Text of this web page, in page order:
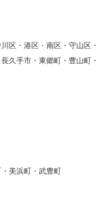
区・港区・南区・守山
久手市・東郷町・豊山町・
美浜町・武豊町